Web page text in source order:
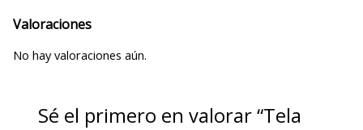
Valoraciones
No hay valoraciones aún.
Sé el primero en valorar “Tela